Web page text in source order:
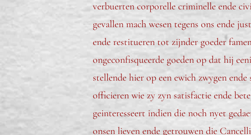
verbuerten corporelle criminelle ende
gevallen mach wesen tegens ons ende
ende restitueren tot zijnder goeder
ongeconfisqueerde goeden op dat hij
stellende hier op een ewich zwygen
officieren wie zy zyn satisfactie ende
geinteresseert indien die noch nyet
onsen lieven ende getrouwen die